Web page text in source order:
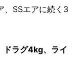
、SSエアに続く3
ドラグ4kg、ライ